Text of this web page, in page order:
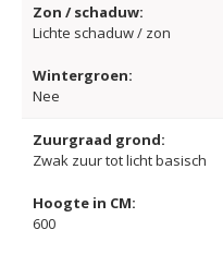
Zon / schaduw:
Lichte schaduw / zon
Wintergroen:
Nee
Zuurgraad grond:
Zwak zuur tot licht basisch
Hoogte in CM:
600